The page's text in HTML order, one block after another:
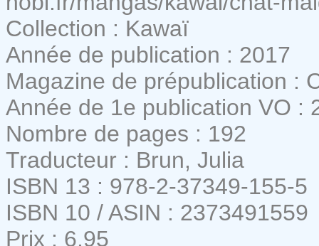
Collection : Kawaï
Année de publication : 2017
Magazine de prépublication :
Année de 1e publication VO :
Nombre de pages : 192
Traducteur : Brun, Julia
ISBN 13 : 978-2-37349-155-5
ISBN 10 / ASIN : 2373491559
Prix : 6,95